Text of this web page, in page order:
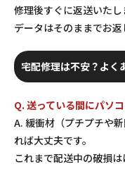
修理後すぐに返送いたし
データはそのままでお返
宅配修理は不安？よく
Q. 送っている間にパソ
A. 緩衝材（プチプチや
れば大丈夫です。
これまで配送中の破損は